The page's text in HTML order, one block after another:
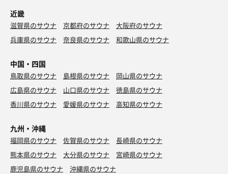
近畿
滋賀県のサウナ 京都府のサウナ
大阪府のサウナ
兵庫県のサウナ
奈良県のサウナ 和歌山県のサウナ
中国・四国
鳥取県のサウナ 島根県のサウナ
岡山県のサウナ
広島県のサウナ
山口県のサウナ
徳島県のサウナ
香川県のサウナ
愛媛県のサウナ 高知県のサウナ
九州・沖縄
福岡県のサウナ 佐賀県のサウナ
長崎県のサウナ
熊本県のサウナ
大分県のサウナ
宮崎県のサウナ
鹿児島県のサウナ
沖縄県のサウナ